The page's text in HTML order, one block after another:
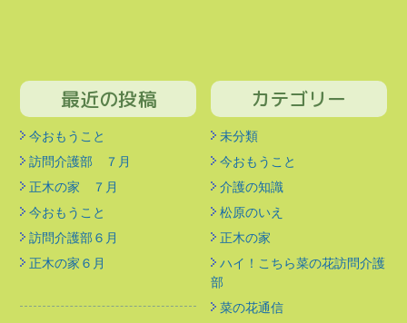
最近の投稿
今おもうこと
訪問介護部 ７月
正木の家 ７月
今おもうこと
訪問介護部６月
正木の家６月
カテゴリー
未分類
今おもうこと
介護の知識
松原のいえ
正木の家
ハイ！こちら菜の花訪問介護
部
菜の花通信